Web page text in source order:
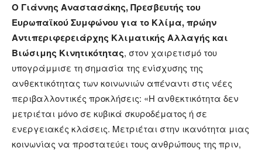
Ο Γιάννης Αναστασάκης, Πρεσβευτής του
Ευρωπαϊκού Συμφώνου για το Κλίμα, πρώην
Aντιπεριφερειάρχης Κλιματικής Αλλαγής και
Βιώσιμης Κινητικότητας, στον χαιρετισμό του
υπογράμμισε τη σημασία της ενίσχυσης της
ανθεκτικότητας των κοινωνιών απέναντι στις νέες
περιβαλλοντικές προκλήσεις: «Η ανθεκτικότητα δεν
μετριέται μόνο σε κυβικά σκυροδέματος ή σε
ενεργειακές κλάσεις. Μετριέται στην ικανότητα μιας
κοινωνίας να προστατεύει τους ανθρώπους της πριν,